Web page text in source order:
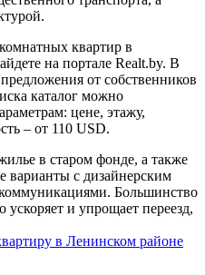
квартир в
на портале Realt.by. В
от собственников
каталог можно
цене, этажу,
– от 110 USD.
в старом фонде, а также
варианты с дизайнерским
Большинство
ускоряет и упрощает переезд,
в Ленинском районе